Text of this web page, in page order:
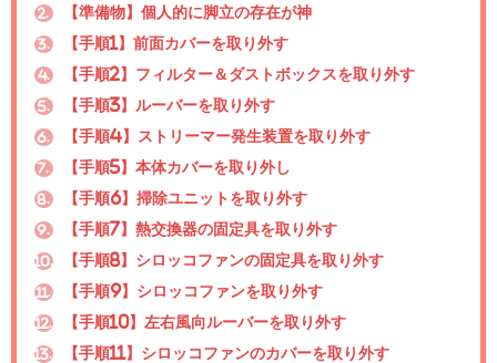
2. 【準備物】個人的に脚立の存在が神
3. 【手順1】前面カバーを取り外す
4. 【手順2】フィルター＆ダストボックスを取り外す
5. 【手順3】ルーバーを取り外す
6. 【手順4】ストリーマー発生装置を取り外す
7. 【手順5】本体カバーを取り外し
8. 【手順6】掃除ユニットを取り外す
9. 【手順7】熱交換器の固定具を取り外す
10. 【手順8】シロッコファンの固定具を取り外す
11. 【手順9】シロッコファンを取り外す
12. 【手順10】左右風向ルーバーを取り外す
13. 【手順11】シロッコファンのカバーを取り外す